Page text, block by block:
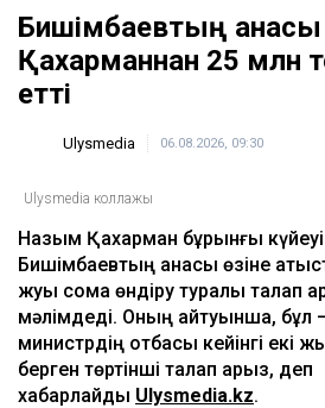
Бишімбаевтың
Қахарманнан 25 млн
етті
Ulysmedia 06.08.2026, 09:30
Ulysmedia коллажы
Назым Қахарман бұрынғы күйеуі
Бишімбаевтың анасы өзіне
жуық сома өндіру туралы талап
мәлімдеді. Оның айтуынша, бұл
министрдің отбасы кейінгі екі
берген төртінші талап арыз, деп
хабарлайды Ulysmedia.kz.